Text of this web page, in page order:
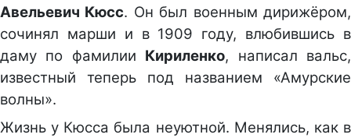
Авельевич Кюсс. Он был военным дирижёром,
сочинял марши и в 1909 году, влюбившись в
даму по фамилии Кириленко, написал вальс,
известный теперь под названием «Амурские
волны».
Жизнь у Кюсса была неуютной. Менялись, как в